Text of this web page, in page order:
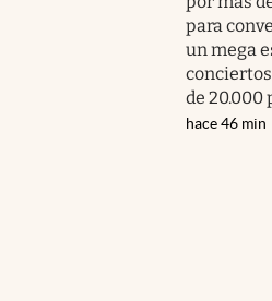
para
un mega
de 20.000
hace 46 min